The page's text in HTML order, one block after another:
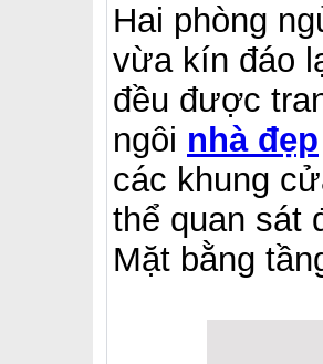
Hai phòng
vừa kín đáo
đều được
ngôi nhà đẹp
các khung
thể quan sát
Mặt bằng